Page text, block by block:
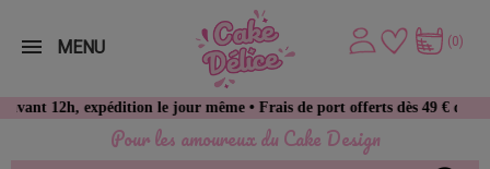
Pour les amoureux du Cake Design
12h, expédition le jour même • Frais de port offerts dès 49 € d’achat
(0)
MENU